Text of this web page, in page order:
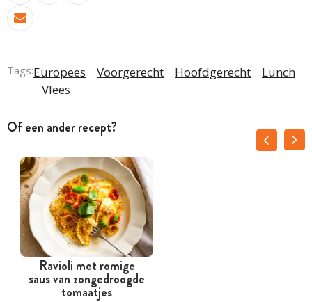
Tags:Europees Voorgerecht Hoofdgerecht
Lunch
Vlees
Of een ander recept?
Ravioli met romige
saus van zongedroogde
tomaatjes